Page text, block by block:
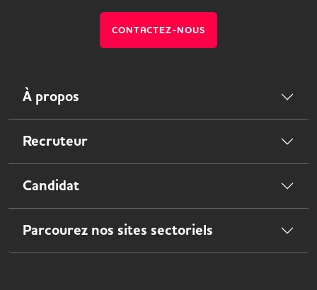
CONTACTEZ-NOUS
À propos
Recruteur
Candidat
Parcourez nos sites sectoriels